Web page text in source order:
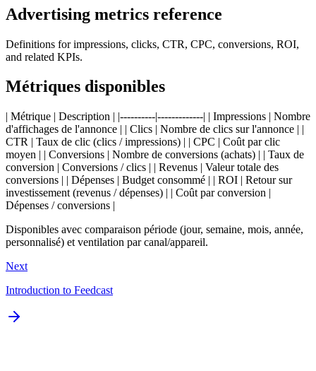
Advertising metrics reference
Definitions for impressions, clicks, CTR, CPC, conversions, ROI,
and related KPIs.
Métriques disponibles
| Métrique | Description | |----------|-------------| | Impressions | Nombre
d'affichages de l'annonce | | Clics | Nombre de clics sur l'annonce | |
CTR | Taux de clic (clics / impressions) | | CPC | Coût par clic
moyen | | Conversions | Nombre de conversions (achats) | | Taux de
conversion | Conversions / clics | | Revenus | Valeur totale des
conversions | | Dépenses | Budget consommé | | ROI | Retour sur
investissement (revenus / dépenses) | | Coût par conversion |
Dépenses / conversions |
Disponibles avec comparaison période (jour, semaine, mois, année,
personnalisé) et ventilation par canal/appareil.
Next
Introduction to Feedcast